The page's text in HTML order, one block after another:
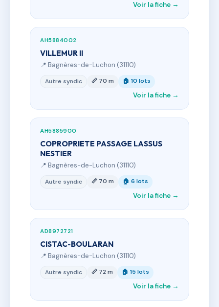
Voir la fiche →
AH5884002
VILLEMUR II
📍 Bagnères-de-Luchon (31110)
Autre syndic 📏 70 m 🏠 10 lots
Voir la fiche →
AH5885900
COPROPRIETE PASSAGE LASSUS
NESTIER
📍 Bagnères-de-Luchon (31110)
Autre syndic 📏 70 m 🏠 6 lots
Voir la fiche →
AD8972721
CISTAC-BOULARAN
📍 Bagnères-de-Luchon (31110)
Autre syndic 📏 72 m 🏠 15 lots
Voir la fiche →